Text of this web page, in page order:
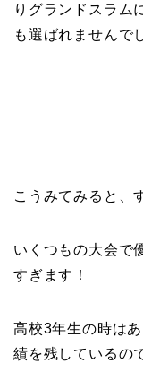
りグランドスラム
も選ばれませんで
こうみてみると、
いくつもの大会で
すぎます！
高校3年生の時は
績を残しているの